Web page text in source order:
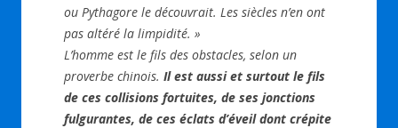
ou Pythagore le découvrait. Les siècles n’en ont
pas altéré la limpidité. »
L’homme est le fils des obstacles, selon un
proverbe chinois. Il est aussi et surtout le fils
de ces collisions fortuites, de ses jonctions
fulgurantes, de ces éclats d’éveil dont crépite